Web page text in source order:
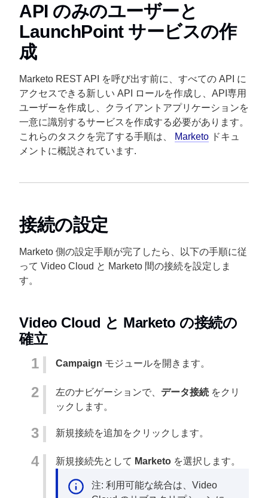
API のみのユーザーと
LaunchPoint サービスの作
成
Marketo REST API を呼び出す前に、すべての API に
アクセスできる新しい API ロールを作成し、API専用
ユーザーを作成し、クライアントアプリケーションを
一意に識別するサービスを作成する必要があります。
これらのタスクを完了する手順は、
Marketo ドキュ
メントに概説されています.
接続の設定
Marketo 側の設定手順が完了したら、以下の手順に従
って Video Cloud と Marketo 間の接続を設定しま
す。
Video Cloud と Marketo の接続の
確立
Campaign モジュールを開きます。
左のナビゲーションで、 データ接続 をクリ
ックします。
新規接続を追加をクリックします。
新規接続先として Marketo を選択します。
注: 利用可能な統合は、Video